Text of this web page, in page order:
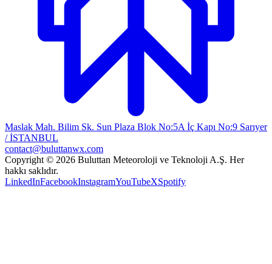
Maslak Mah. Bilim Sk. Sun Plaza Blok No:5A İç Kapı No:9 Sarıyer
/ İSTANBUL
contact@buluttanwx.com
Copyright © 2026 Buluttan Meteoroloji ve Teknoloji A.Ş. Her
hakkı saklıdır.
LinkedInFacebookInstagramYouTubeXSpotify